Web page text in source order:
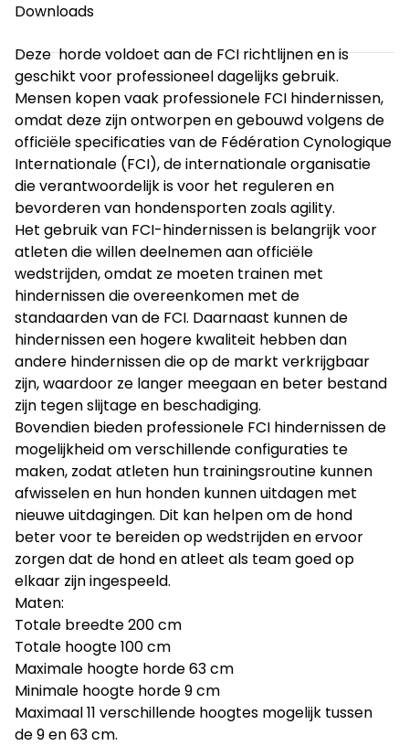
Downloads
Deze horde voldoet aan de FCI richtlijnen en is
geschikt voor professioneel dagelijks gebruik.
Mensen kopen vaak professionele FCI hindernissen,
omdat deze zijn ontworpen en gebouwd volgens de
officiële specificaties van de Fédération Cynologique
Internationale (FCI), de internationale organisatie
die verantwoordelijk is voor het reguleren en
bevorderen van hondensporten zoals agility.
Het gebruik van FCI-hindernissen is belangrijk voor
atleten die willen deelnemen aan officiële
wedstrijden, omdat ze moeten trainen met
hindernissen die overeenkomen met de
standaarden van de FCI. Daarnaast kunnen de
hindernissen een hogere kwaliteit hebben dan
andere hindernissen die op de markt verkrijgbaar
zijn, waardoor ze langer meegaan en beter bestand
zijn tegen slijtage en beschadiging.
Bovendien bieden professionele FCI hindernissen de
mogelijkheid om verschillende configuraties te
maken, zodat atleten hun trainingsroutine kunnen
afwisselen en hun honden kunnen uitdagen met
nieuwe uitdagingen. Dit kan helpen om de hond
beter voor te bereiden op wedstrijden en ervoor
zorgen dat de hond en atleet als team goed op
elkaar zijn ingespeeld.
Maten:
Totale breedte 200 cm
Totale hoogte 100 cm
Maximale hoogte horde 63 cm
Minimale hoogte horde 9 cm
Maximaal 11 verschillende hoogtes mogelijk tussen
de 9 en 63 cm.